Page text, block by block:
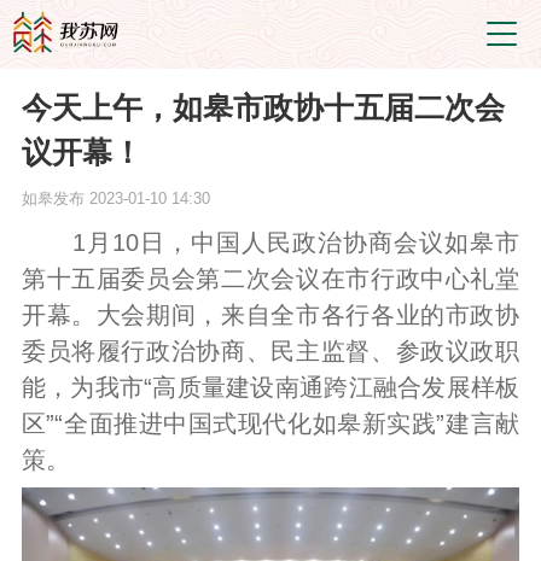
今天上午，如皋市政协十五届二次会
议开幕！
如皋发布 2023-01-10 14:30
1月10日，中国人民政治协商会议如皋市
第十五届委员会第二次会议在市行政中心礼堂
开幕。大会期间，来自全市各行各业的市政协
委员将履行政治协商、民主监督、参政议政职
能，为我市“高质量建设南通跨江融合发展样板
区”“全面推进中国式现代化如皋新实践”建言献
策。